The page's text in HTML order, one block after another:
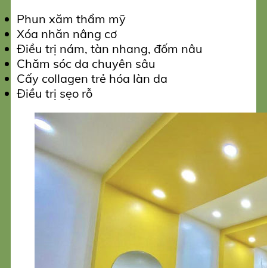
Phun xăm thẩm mỹ
Xóa nhăn nâng cơ
Điều trị nám, tàn nhang, đốm nâu
Chăm sóc da chuyên sâu
Cấy collagen trẻ hóa làn da
Điều trị sẹo rỗ